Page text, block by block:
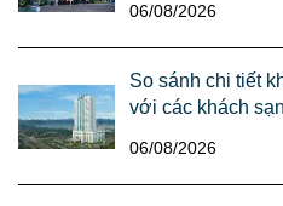
06/08/2026
So sánh chi tiết
với các khách
06/08/2026